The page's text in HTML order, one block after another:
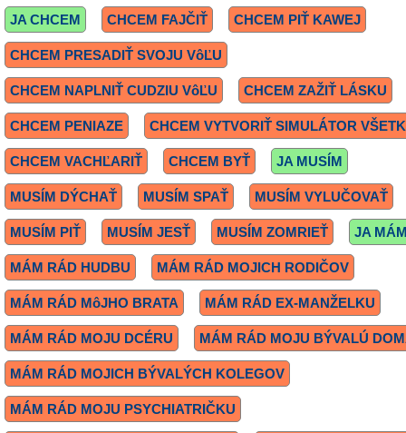
JA CHCEM CHCEM FAJČIŤ CHCEM PIŤ KAWEJ
CHCEM PRESADIŤ SVOJU VôĽU
CHCEM NAPLNIŤ CUDZIU VôĽU CHCEM ZAŽIŤ LÁSKU
CHCEM PENIAZE CHCEM VYTVORIŤ SIMULÁTOR
CHCEM VACHĽARIŤ CHCEM BYŤ JA MUSÍM
MUSÍM DÝCHAŤ MUSÍM SPAŤ MUSÍM VYLUČOVAŤ
MUSÍM PIŤ MUSÍM JESŤ MUSÍM ZOMRIEŤ JA
MÁM RÁD HUDBU MÁM RÁD MOJICH RODIČOV
MÁM RÁD MôJHO BRATA MÁM RÁD EX-MANŽELKU
MÁM RÁD MOJU DCÉRU MÁM RÁD MOJU BÝVALÚ
MÁM RÁD MOJICH BÝVALÝCH KOLEGOV
MÁM RÁD MOJU PSYCHIATRIČKU